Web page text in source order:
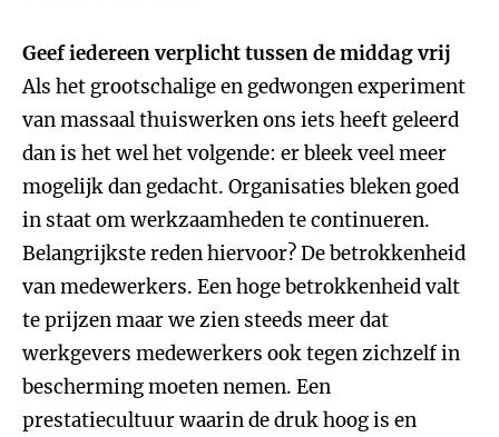
Geef iedereen verplicht tussen de middag vrij
Als het grootschalige en gedwongen experiment
van massaal thuiswerken ons iets heeft geleerd
dan is het wel het volgende: er bleek veel meer
mogelijk dan gedacht. Organisaties bleken goed
in staat om werkzaamheden te continueren.
Belangrijkste reden hiervoor? De betrokkenheid
van medewerkers. Een hoge betrokkenheid valt
te prijzen maar we zien steeds meer dat
werkgevers medewerkers ook tegen zichzelf in
bescherming moeten nemen. Een
prestatiecultuur waarin de druk hoog is en